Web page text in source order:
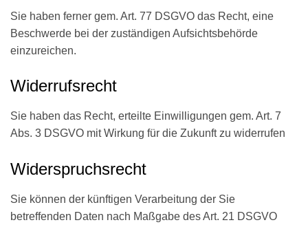
Sie haben ferner gem. Art. 77 DSGVO das Recht, eine
Beschwerde bei der zuständigen Aufsichtsbehörde
einzureichen.
Widerrufsrecht
Sie haben das Recht, erteilte Einwilligungen gem. Art. 7
Abs. 3 DSGVO mit Wirkung für die Zukunft zu widerrufen
Widerspruchsrecht
Sie können der künftigen Verarbeitung der Sie
betreffenden Daten nach Maßgabe des Art. 21 DSGVO